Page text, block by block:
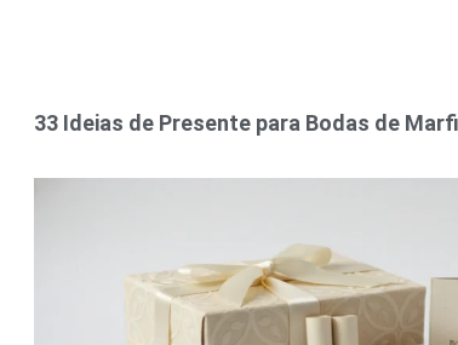
33 Ideias de Presente para Bodas de